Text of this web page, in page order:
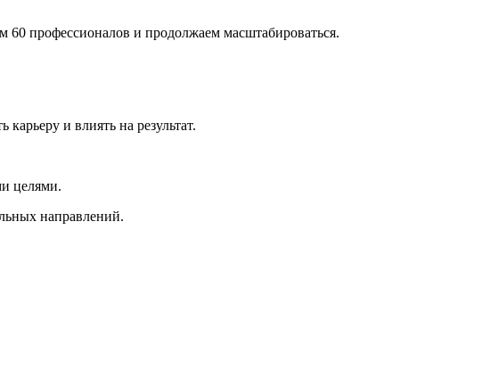
60 профессионалов и продолжаем масштабироваться.
и влиять на результат.
целями.
направлений.